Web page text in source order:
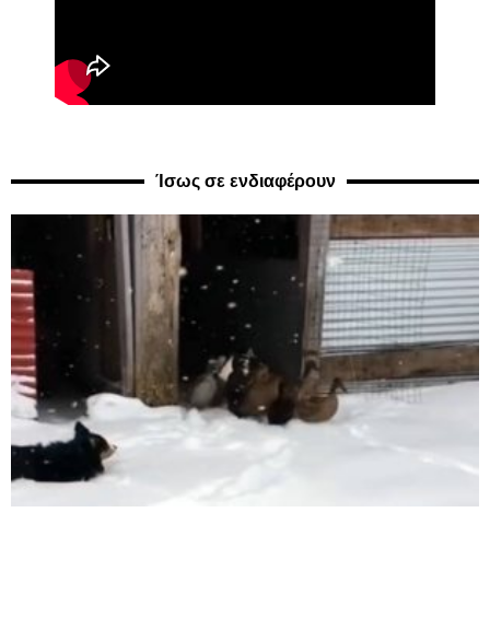
Ίσως σε ενδιαφέρουν